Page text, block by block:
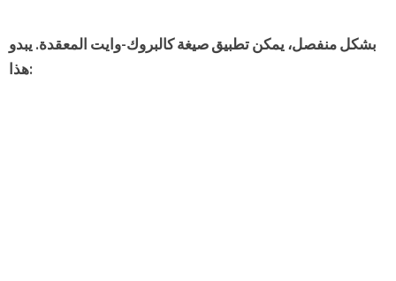
بشكل منفصل، يمكن تطبيق صيغة كالبروك-وايت المعقدة. يبدو
هذا: